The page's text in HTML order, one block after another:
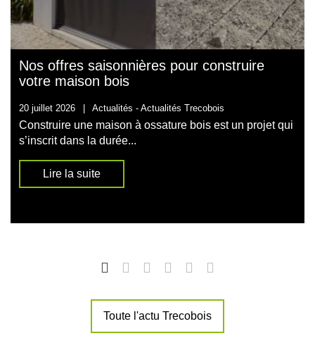
Nos offres saisonnières pour construire
votre maison bois
20 juillet 2026 | Actualités - Actualités Trecobois
Construire une maison à ossature bois est un projet qui
s’inscrit dans la durée...
Lire la suite
Toute l'actu Trecobois